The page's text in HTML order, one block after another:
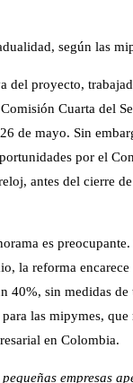
según las
del proyecto,
Cuarta del
de mayo. Sin
por el
antes del cierre
es preocupante.
la reforma encarece
40%, sin medidas
las mipymes, que
en Colombia.
empresas